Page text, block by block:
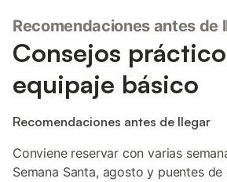
Recomendaciones antes de
Consejos
equipaje básico
Recomendaciones antes de llegar
Conviene reservar con varias
Semana Santa, agosto y puentes